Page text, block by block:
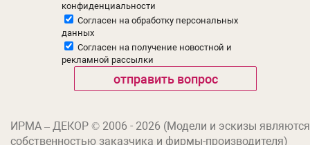
конфиденциальности
Согласен на обработку персональных
данных
Согласен на получение новостной и
рекламной рассылки
ИРМА – ДЕКОР © 2006 - 2026 (Модели и эскизы являются
собственностью заказчика и фирмы-производителя)